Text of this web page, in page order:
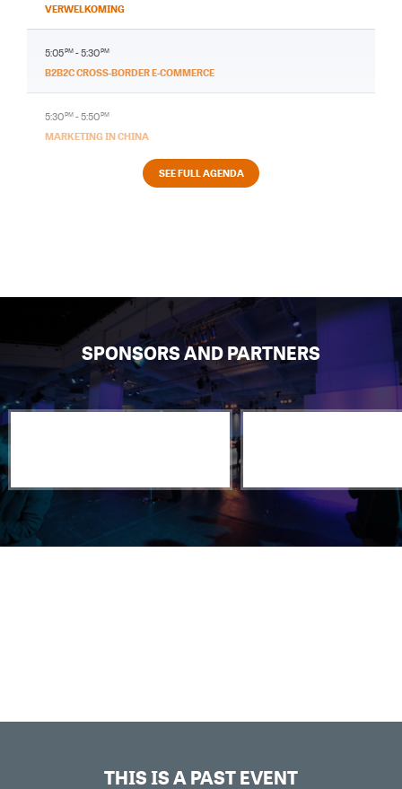
VERWELKOMING
5:05PM - 5:30PM
B2B2C CROSS-BORDER E-COMMERCE
5:30PM - 5:50PM
MARKETING IN CHINA
SEE FULL AGENDA
SPONSORS AND PARTNERS
THIS IS A PAST EVENT